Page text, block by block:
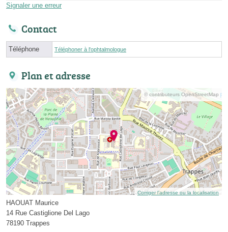
Signaler une erreur
Contact
Téléphone Téléphoner à l'ophtalmologue
Plan et adresse
© contributeurs OpenStreetMap
Corriger l’adresse ou la localisation
HAOUAT Maurice
14 Rue Castiglione Del Lago
78190 Trappes